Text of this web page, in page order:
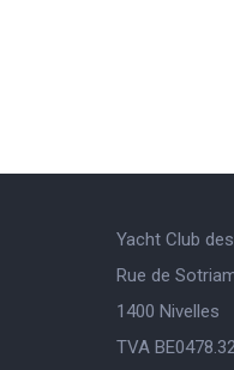
Yacht Club
Rue de
1400 Nivelles
TVA